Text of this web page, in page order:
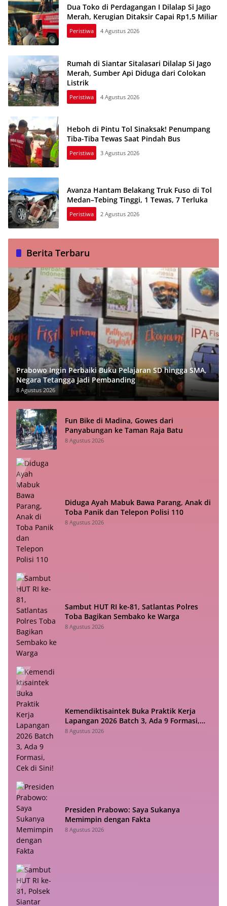
Dua Toko di Perdagangan I Dilalap Si Jago
Merah, Kerugian Ditaksir Capai Rp1,5 Miliar
Peristiwa 4 Agustus 2026
Rumah di Siantar Sitalasari Dilalap Si Jago
Merah, Sumber Api Diduga dari Colokan
Listrik
Peristiwa 4 Agustus 2026
Heboh di Pintu Tol Sinaksak! Penumpang
Tiba-Tiba Tewas Saat Pindah Bus
Peristiwa 3 Agustus 2026
Avanza Hantam Belakang Truk Fuso di Tol
Medan–Tebing Tinggi, 1 Tewas, 7 Terluka
Peristiwa 2 Agustus 2026
Berita Terbaru
Prabowo Ingin Perbaiki Buku Pelajaran SD hingga SMA,
Negara Tetangga Jadi Pembanding
8 Agustus 2026
Fun Bike di Madina, Gowes dari
Panyabungan ke Taman Raja Batu
8 Agustus 2026
Diduga Ayah Mabuk Bawa Parang, Anak di
Toba Panik dan Telepon Polisi 110
8 Agustus 2026
Sambut HUT RI ke-81, Satlantas Polres
Toba Bagikan Sembako ke Warga
8 Agustus 2026
Kemendiktisaintek Buka Praktik Kerja
Lapangan 2026 Batch 3, Ada 9 Formasi,
Cek di Sini!
8 Agustus 2026
Presiden Prabowo: Saya Sukanya
Memimpin dengan Fakta
8 Agustus 2026